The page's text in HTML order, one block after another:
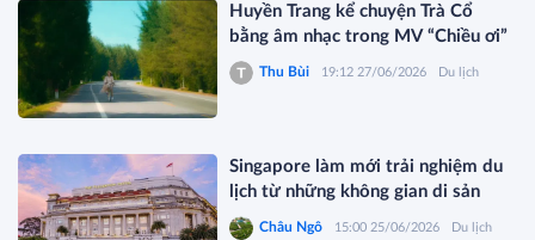
Huyền Trang kể chuyện Trà Cổ
bằng âm nhạc trong MV “Chiều ơi”
Thu Bùi 19:12 27/06/2026 Du lịch
Singapore làm mới trải nghiệm du
lịch từ những không gian di sản
Châu Ngô 15:00 25/06/2026 Du lịch